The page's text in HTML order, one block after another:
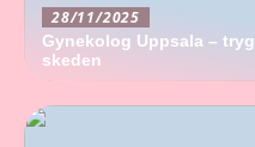
28/11/2025
Gynekolog Uppsala –
skeden